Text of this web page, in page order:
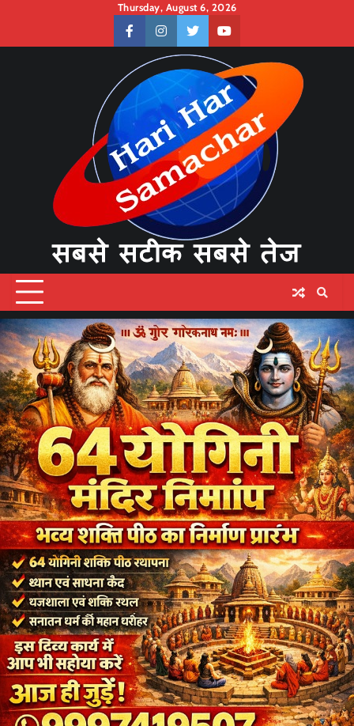
content
Thursday, August 6, 2026
facebookinstagramtwitteryoutube